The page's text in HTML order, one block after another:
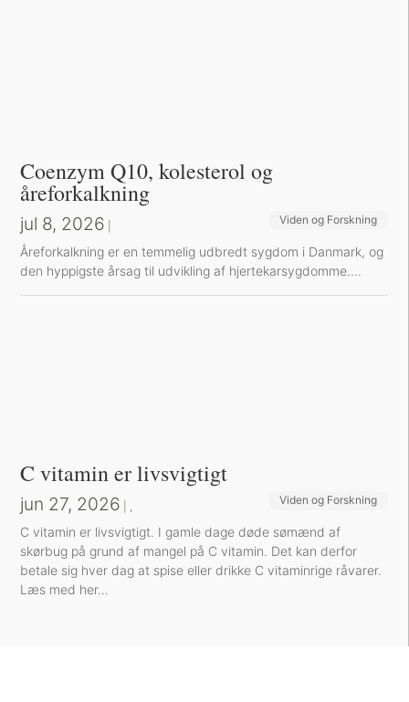
Coenzym Q10, kolesterol og
åreforkalkning
jul 8, 2026 Viden og Forskning
Å​reforkalkning er en temmelig udbredt sygdom i Danmark, og
den hyppigste årsag til udvikling af hjertekarsygdomme....
C vitamin er livsvigtigt
jun 27, 2026 Sund inspiration
, Viden og Forskning
C vitamin er livsvigtigt. I gamle dage døde sømænd af
skørbug på grund af mangel på C vitamin. Det kan derfor
betale sig hver dag at spise eller drikke C vitaminrige råvarer.
Læs med her…